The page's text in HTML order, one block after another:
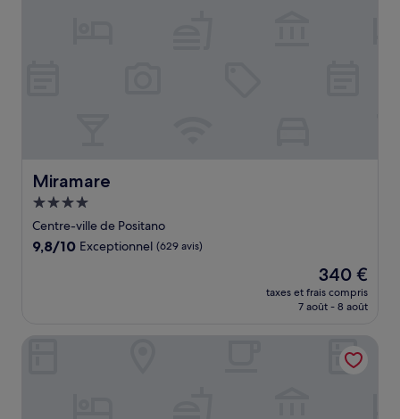
Miramare
Miramare
Hébergement
4.0 étoiles
Centre-ville de Positano
9.8
9,8/10 Exceptionnel (629 avis)
Le
nouveau
prix
de
340 €
340 €
taxes et frais compris
7 août - 8 août